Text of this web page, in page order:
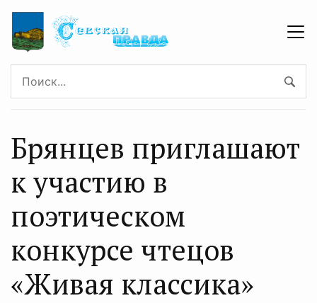
Брянцев приглашают
к участию в
поэтическом
конкурсе чтецов
«Живая классика»